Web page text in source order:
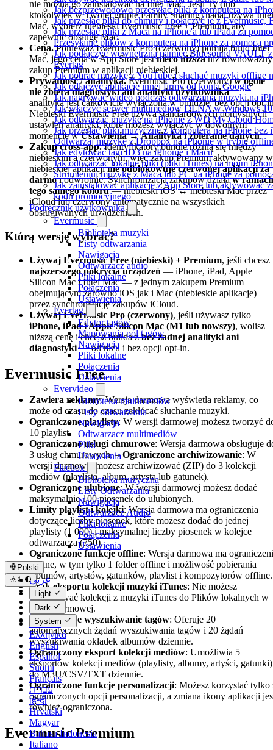
Jak bezprzewodowo przesyłać pliki z komputera na
Jak przesłać pliki do chmury i połączyć je z Evermusic,
Jak przesłać pliki z Maca na iPhone'a lub iPada za
Przesyłanie plików z komputera na iPhone za pomocą
Jak podłączyć wewnętrzną pamięć Bluesound VAULT
Evertag
Jak pobrać muzykę z YouTube i słuchać muzyki offline
Jak odłączyć aplikację innej firmy od konta Google
Jak nagrywać wideo podczas odtwarzania muzyki na
Jak włączyć serwer multimediów DLNA w Windows
Jak odtwarzać muzykę na iPhonie z WD My Cloud
Jak przesłać pliki muzyczne z komputera na iPhone
Odtwarzaj muzykę z Dropbox na iPhonie w trybie
Jak edytować tagi ID3 na iPhonie i Macu
Jak odtwarzać lokalne pliki (pliki iTunes) na moim
Strumieniuj muzykę z Maca lub PC na iPhone za
Jak zainstalować aplikację z App Store lub aktywować
kodu promocyjnego
Podręcznik użytkownika
Evermusic
Biblioteka muzyki
Listy odtwarzania
Nawigacja
Odtwarzacz audio
Pliki lokalne
Połączenia
Ustawienia
Evertag
Edytor tagów
Mapowania pól tagów
Nawigacja
Pliki lokalne
Połączenia
Ustawienia
Evervideo
Biblioteka multimediów
Listy odtwarzania
Nawigacja
Odtwarzacz multimediów
Pliki
Ustawienia
Flacbox
Biblioteka muzyczna
Listy Odtwarzania
Nawigacja
Odtwarzacz Audio
Pliki lokalne
Połączenia
Ustawienia
Polski
عربي
Català
Čeština
Dansk
Deutsch
Ελληνικά
English
Español
Suomi
Français
עברית
हिन्दी
Hrvatski
Magyar
Bahasa Indonesia
Italiano
Light
Dark
System
nie można go zainstalować na Intel Mac. Jeśli Ty (lub
ktokolwiek w Twojej grupie Family Sharing) nadal używa Intel
Mac, wybierz niebieski Evermusic Free + Premium, aby
zapewnić obsługę Mac.
Cena.Ponieważ Evermusic Pro (czerwony) pomija build Intel
Mac, jego cena w App Store jestnieco niższaniż równoważny
zakup Premium w aplikacji niebieskiej.
Prywatność / analityka.Evermusic Pro (czerwony)w ogóle
nie zbiera diagnostyki ani analityki użytkownika—
analityka jest całkowicie wyłączona w buildzie, bez opcji opt-
Niebieski Evermusic Free używa standardowych domyślnych
ustawień analityki, które możesz wyłączyć w dowolnym
momencie wUstawienia → Analityka i zbieranie danych.
Zakup cross-app.Identyfikatory bundle różnią się między
niebieskim a czerwonym, więc zakup Premium aktywowany w
niebieskiej aplikacjinie odblokowuje czerwonej aplikacji za
darmoi odwrotnie. Synchronizacja zakupów działaw ramach
tego samego koloru— niebieski iOS ↔ niebieski Mac przez
iCloud lub czerwony automatycznie na wszystkich
obsługiwanych urządzeniach.
Którą wersję wybrać?
Używaj Evermusic Free (niebieski) + Premium, jeśli chcesz
najszerszego pokrycia urządzeń — iPhone, iPad, Apple
Silicon Mac iIntel Mac — z jednym zakupem Premium
obejmującym zarówno iOS jak i Mac (niebieskie aplikacje)
przez synchronizację zakupów iCloud.
Używaj Evermusic Pro (czerwony), jeśli używasz tylko
iPhone, iPad i Apple Silicon Mac (M1 lub nowszy), wolisz
niższą cenę i chcesz builda zbez żadnej analityki ani
diagnostyki— od razu i bez opcji opt-in.
Evermusic Free
Zawiera reklamy: Wersja darmowa wyświetla reklamy, co
może od czasu do czasu zakłócać słuchanie muzyki.
Ograniczone playlisty: W wersji darmowej możesz tworzyć
10 playlist.
Ograniczone usługi chmurowe: Wersja darmowa obsługuje
3 usług chmurowych. –Ograniczone archiwizowanie: W
wersji darmowej możesz archiwizować (ZIP) do 3 kolekcji
mediów (playlista, album, artysta lub gatunek).
Ograniczone ulubione: W wersji darmowej możesz dodać
maksymalnie 100 piosenek do ulubionych.
Limity playlist i kolejki: Wersja darmowa ma ograniczenia
dotyczące liczby piosenek, które możesz dodać do jednej
playlisty (1 000) i maksymalnej liczby piosenek w kolejce
odtwarzacza (750).
Ograniczone funkcje offline: Wersja darmowa ma
offline, w tym tylko 1 folder offline i możliwość pobierania
albumów, artystów, gatunków, playlist i kompozytorów offline.
Brak eksportu kolekcji muzyki iTunes: Nie możesz
eksportować kolekcji z muzyki iTunes do Plików lokalnych w
wersji darmowej.
Ograniczone wyszukiwanie tagów: Oferuje 20
automatycznych żądań wyszukiwania tagów i 20 żądań
wyszukiwania okładek albumów dziennie.
Ograniczony eksport kolekcji mediów: Umożliwia 5
eksportów kolekcji mediów (playlisty, albumy, artyści, gatunki)
do M3U/CSV/TXT dziennie.
Ograniczone funkcje personalizacji: Możesz korzystać tylko
ograniczonych opcji personalizacji, a zmiana ikony aplikacji
również ograniczona.
Evermusic Premium